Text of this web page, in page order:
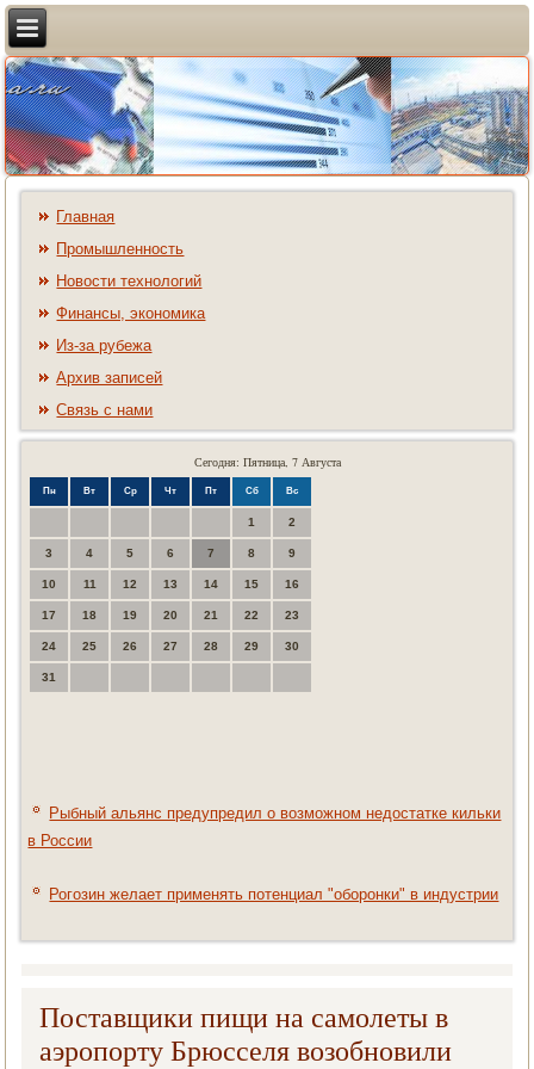
Главная
Промышленность
Новости технологий
Финансы, экономика
Из-за рубежа
Архив записей
Связь с нами
Сегодня: Пятница, 7 Августа
Пн Вт Ср Чт Пт Сб Вс
1 2
3 4 5 6 7 8 9
10 11 12 13 14 15 16
17 18 19 20 21 22 23
24 25 26 27 28 29 30
31
Рыбный альянс предупредил о возможном недостатке кильки
в России
Рогозин желает применять потенциал "оборонки" в индустрии
Поставщики пищи на самолеты в
аэропорту Брюсселя возобновили